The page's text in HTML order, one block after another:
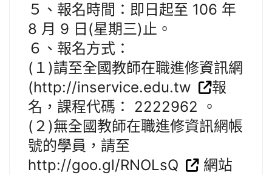
５、報名時間：即日起至 106 年
8 月 9 日(星期三)止。
６、報名方式：
(１)請至全國教師在職進修資訊網
(http://inservice.edu.tw
報
名，課程代碼： 2222962 。
(２)無全國教師在職進修資訊網帳
號的學員，請至
http://goo.gl/RNOLsQ
網站